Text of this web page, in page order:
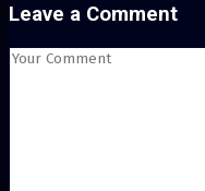
Leave a Comment